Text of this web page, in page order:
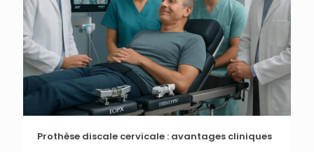
Prothèse discale cervicale : avantages cliniques